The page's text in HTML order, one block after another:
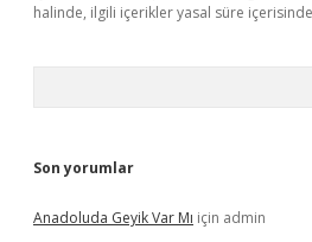
halinde, ilgili içerikler yasal süre
Son yorumlar
Anadoluda Geyik Var Mı için admin